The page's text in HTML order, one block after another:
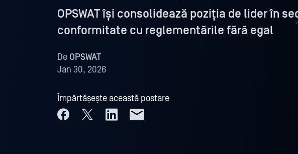
OPSWAT își consolidează poziția de lider în
conformitate cu reglementările fără egal
De OPSWAT
Jan 30, 2026
Împărtășește această postare